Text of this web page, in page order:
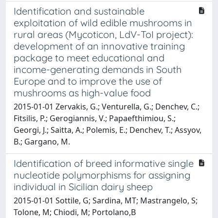
Identification and sustainable
exploitation of wild edible mushrooms in
rural areas (Mycoticon, LdV-ToI project):
development of an innovative training
package to meet educational and
income-generating demands in South
Europe and to improve the use of
mushrooms as high-value food
2015-01-01 Zervakis, G.; Venturella, G.; Denchev, C.;
Fitsilis, P.; Gerogiannis, V.; Papaefthimiou, S.;
Georgi, J.; Saitta, A.; Polemis, E.; Denchev, T.; Assyov,
B.; Gargano, M.
Identification of breed informative single
nucleotide polymorphisms for assigning
individual in Sicilian dairy sheep
2015-01-01 Sottile, G; Sardina, MT; Mastrangelo, S;
Tolone, M; Chiodi, M; Portolano,B